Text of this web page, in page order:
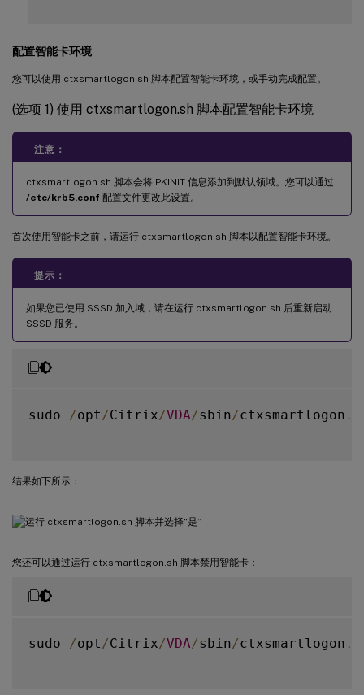
配置智能卡环境
您可以使用 ctxsmartlogon.sh 脚本配置智能卡环境，或手动完成配置。
(选项 1) 使用 ctxsmartlogon.sh 脚本配置智能卡环境
注意：
ctxsmartlogon.sh 脚本会将 PKINIT 信息添加到默认领域。您可以通过
/etc/krb5.conf 配置文件更改此设置。
首次使用智能卡之前，请运行 ctxsmartlogon.sh 脚本以配置智能卡环境。
提示：
如果您已使用 SSSD 加入域，请在运行 ctxsmartlogon.sh 后重新启动
SSSD 服务。
sudo /opt /Citrix/VDA/sbin/ctxsmartlogon .
结果如下所示：
您还可以通过运行 ctxsmartlogon.sh 脚本禁用智能卡：
sudo /opt /Citrix/VDA/sbin/ctxsmartlogon .